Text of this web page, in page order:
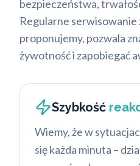
bezpieczeństwa,
Regularne
proponujemy, pozwala
żywotność i zapobiegać
Szybkość
Wiemy, że w
się każda minuta –